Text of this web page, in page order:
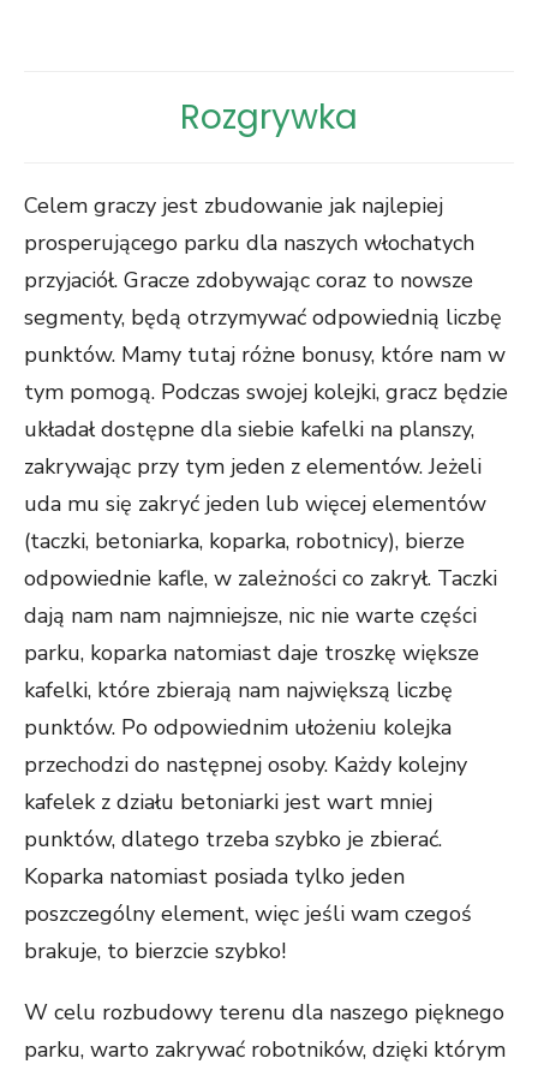
Rozgrywka
Celem graczy jest zbudowanie jak najlepiej
prosperującego parku dla naszych włochatych
przyjaciół. Gracze zdobywając coraz to nowsze
segmenty, będą otrzymywać odpowiednią liczbę
punktów. Mamy tutaj różne bonusy, które nam w
tym pomogą. Podczas swojej kolejki, gracz będzie
układał dostępne dla siebie kafelki na planszy,
zakrywając przy tym jeden z elementów. Jeżeli
uda mu się zakryć jeden lub więcej elementów
(taczki, betoniarka, koparka, robotnicy), bierze
odpowiednie kafle, w zależności co zakrył. Taczki
dają nam nam najmniejsze, nic nie warte części
parku, koparka natomiast daje troszkę większe
kafelki, które zbierają nam największą liczbę
punktów. Po odpowiednim ułożeniu kolejka
przechodzi do następnej osoby. Każdy kolejny
kafelek z działu betoniarki jest wart mniej
punktów, dlatego trzeba szybko je zbierać.
Koparka natomiast posiada tylko jeden
poszczególny element, więc jeśli wam czegoś
brakuje, to bierzcie szybko!
W celu rozbudowy terenu dla naszego pięknego
parku, warto zakrywać robotników, dzięki którym